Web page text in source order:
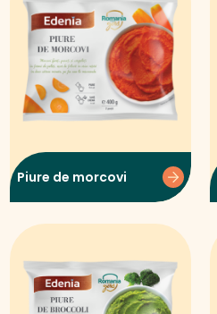
Piure de morcovi